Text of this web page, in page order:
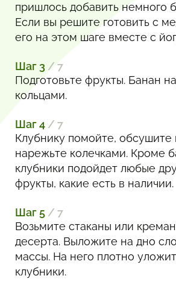
пришлось добавить немного
Если вы решите готовить с
его на этом шаге вместе с
Шаг 3 / 7
Подготовьте фрукты. Банан
кольцами.
Шаг 4 / 7
Клубнику помойте, обсушите
нарежьте колечками. Кроме
клубники подойдет любые
фрукты, какие есть в наличии.
Шаг 5 / 7
Возьмите стаканы или
десерта. Выложите на дно
массы. На него плотно
клубники.